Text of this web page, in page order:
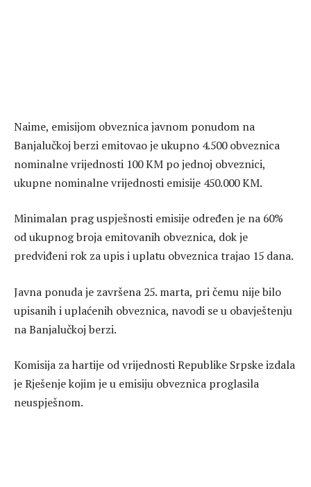
Naime, emisijom obveznica javnom ponudom na
Banjalučkoj berzi emitovao je ukupno 4.500 obveznica
nominalne vrijednosti 100 KM po jednoj obveznici,
ukupne nominalne vrijednosti emisije 450.000 KM.
Minimalan prag uspješnosti emisije određen je na 60%
od ukupnog broja emitovanih obveznica, dok je
predviđeni rok za upis i uplatu obveznica trajao 15 dana.
Javna ponuda je završena 25. marta, pri čemu nije bilo
upisanih i uplaćenih obveznica, navodi se u obavještenju
na Banjalučkoj berzi.
Komisija za hartije od vrijednosti Republike Srpske izdala
je Rješenje kojim je u emisiju obveznica proglasila
neuspješnom.